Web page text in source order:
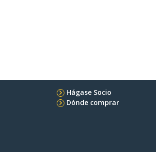
Hágase Socio
Dónde comprar